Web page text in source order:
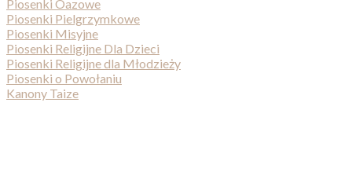
Piosenki Oazowe
Piosenki Pielgrzymkowe
Piosenki Misyjne
Piosenki Religijne Dla Dzieci
Piosenki Religijne dla Młodzieży
Piosenki o Powołaniu
Kanony Taize